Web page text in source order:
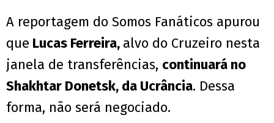
A reportagem do Somos Fanáticos apurou
que Lucas Ferreira, alvo do Cruzeiro nesta
janela de transferências, continuará no
Shakhtar Donetsk, da Ucrância. Dessa
forma, não será negociado.